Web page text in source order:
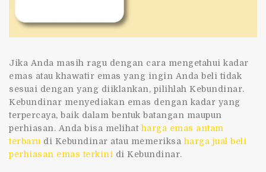
Jika Anda masih ragu dengan cara mengetahui kadar
emas atau khawatir emas yang ingin Anda beli tidak
sesuai dengan yang diiklankan, pilihlah Kebundinar.
Kebundinar menyediakan emas dengan kadar yang
terpercaya, baik dalam bentuk batangan maupun
perhiasan. Anda bisa melihat harga emas antam
terbaru di Kebundinar atau memeriksa harga jual beli
perhiasan emas terkini di Kebundinar.